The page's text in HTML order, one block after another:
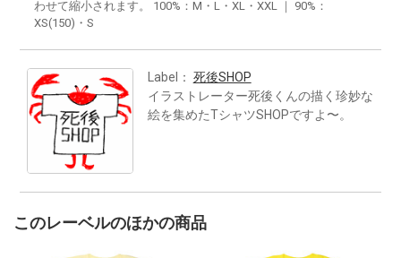
わせて縮小されます。 100%：M・L・XL・XXL ｜ 90%：
XS(150)・S
Label： 死後SHOP
イラストレーター死後くんの描く珍妙な
絵を集めたTシャツSHOPですよ〜。
このレーベルのほかの商品